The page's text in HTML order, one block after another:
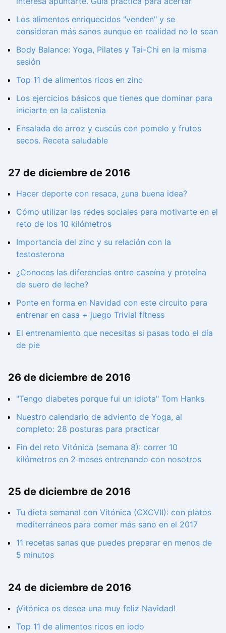
Los alimentos enriquecidos "venden" y se
consideran más sanos aunque en realidad no lo sean
Body Balance: Yoga, Pilates y Tai-Chi en la misma
sesión
Top 11 de alimentos ricos en zinc
Los ejercicios básicos que tienes que dominar para
iniciarte en la calistenia
Ensalada de arroz y cuscús con pomelo y frutos
secos. Receta saludable
27 de diciembre de 2016
Hacer deporte con resaca, ¿una buena idea?
Cómo utilizar las redes sociales para motivarte en el
reto de los 10 kilómetros
Importancia del zinc y su relación con la
testosterona
¿Conoces las diferencias entre caseína y proteína
de suero de leche?
Ponte en forma en Navidad con este circuito para
entrenar en casa + juego Trivial fitness
El entrenamiento que necesitas si pasas todo el día
de pie
26 de diciembre de 2016
"Tengo diabetes porque fui un idiota" Tom Hanks
Nuestro calendario de adviento de Yoga, al
completo: 28 posturas para practicar
Fin del reto Vitónica (semana 8): correr 10
kilómetros en 2 meses entrenando con nosotros
25 de diciembre de 2016
Tu dieta semanal con Vitónica (CXCVII): con platos
mediterráneos para comer más sano en el 2017
11 recetas sanas que puedes preparar en menos de
5 minutos
24 de diciembre de 2016
¡Vitónica os desea una muy feliz Navidad!
Top 11 de alimentos ricos en iodo